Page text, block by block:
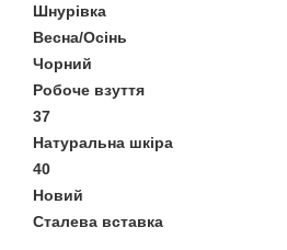
Шнурівка
Весна/Осінь
Чорний
Робоче взуття
37
Натуральна шкіра
40
Новий
Сталева вставка